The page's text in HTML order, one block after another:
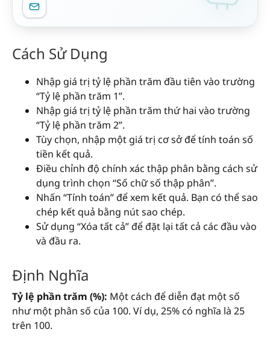
Cách Sử Dụng
Nhập giá trị tỷ lệ phần trăm đầu tiên vào trường
“Tỷ lệ phần trăm 1”.
Nhập giá trị tỷ lệ phần trăm thứ hai vào trường
“Tỷ lệ phần trăm 2”.
Tùy chọn, nhập một giá trị cơ sở để tính toán số
tiền kết quả.
Điều chỉnh độ chính xác thập phân bằng cách sử
dụng trình chọn “Số chữ số thập phân”.
Nhấn “Tính toán” để xem kết quả. Bạn có thể sao
chép kết quả bằng nút sao chép.
Sử dụng “Xóa tất cả” để đặt lại tất cả các đầu vào
và đầu ra.
Định Nghĩa
Tỷ lệ phần trăm (%): Một cách để diễn đạt một số
như một phân số của 100. Ví dụ, 25% có nghĩa là 25
trên 100.